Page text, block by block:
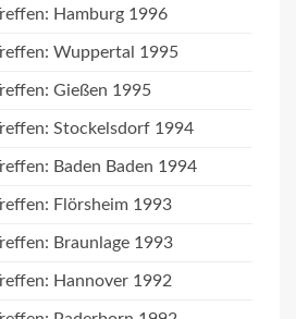
Hamburg 1996
Wuppertal 1995
Gießen 1995
Stockelsdorf 1994
Baden Baden 1994
Flörsheim 1993
Braunlage 1993
Hannover 1992